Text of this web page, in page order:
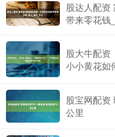
股达人配资
带来零花钱
股大牛配资
小小黄花如
股宝网配资
公里